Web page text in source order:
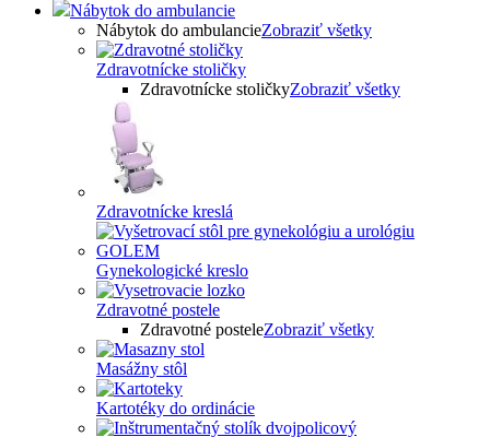
Nábytok do ambulancie
Nábytok do ambulancieZobraziť všetky
Zdravotnícke stoličky
Zdravotnícke stoličkyZobraziť všetky
Zdravotnícke kreslá
Gynekologické kreslo
Zdravotné postele
Zdravotné posteleZobraziť všetky
Masážny stôl
Kartotéky do ordinácie